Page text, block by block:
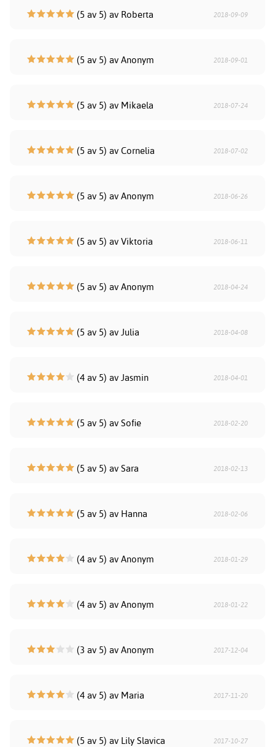
(5 av 5) av Roberta 2018-09-09
(5 av 5) av Anonym 2018-09-01
(5 av 5) av Mikaela 2018-07-24
(5 av 5) av Cornelia 2018-07-02
(5 av 5) av Anonym 2018-06-26
(5 av 5) av Viktoria 2018-06-11
(5 av 5) av Anonym 2018-04-24
(5 av 5) av Julia 2018-04-08
(4 av 5) av Jasmin 2018-04-01
(5 av 5) av Sofie 2018-02-20
(5 av 5) av Sara 2018-02-13
(5 av 5) av Hanna 2018-02-06
(4 av 5) av Anonym 2018-01-29
(4 av 5) av Anonym 2018-01-22
(3 av 5) av Anonym 2017-12-04
(4 av 5) av Maria 2017-11-20
(5 av 5) av Lily Slavica 2017-10-27